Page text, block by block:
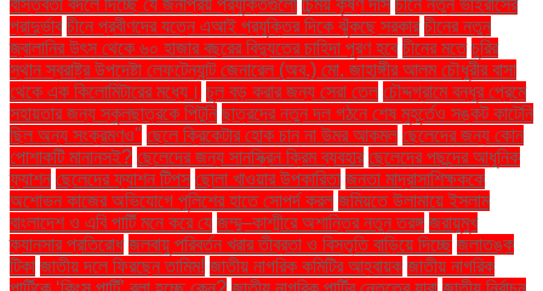
বাস্তবতা বদলে দিচ্ছে যে জনপ্রিয় প্রযুক্তিগুলো চিন্ময় কৃষ্ণ দাস চীনে নতুন ভাইরাসের
প্রাদুর্ভাব চীনে প্রবীণদের যত্নে এআই প্রযুক্তির দিকে ঝুঁকছে সরকার চীনের নতুন
জ্বালানির উৎস থেকে ৬০ হাজার বছরের বিদ্যুতের চাহিদা পূরণ হবে চীনের মতে চুরির
স্থান স্বরাষ্ট্র উপদেষ্টা লেফটেন্যান্ট জেনারেল (অব.) মো. জাহাঙ্গীর আলম চৌধুরীর বাসা
থেকে এক কিলোমিটারের মধ্যে। চুল বড় করার জন্য সেরা তেল চৌদ্দগ্রামে বন্ধুর প্রেমে
সহায়তার জন্য স্কুলছাত্রকে পিটুনি ছাত্রদের নতুন দল গঠনে শেষ মুহূর্তেও সঙ্কট কাটেনি
ছিল অন্য সংক্রমণও" ছেলে ক্রিকেটার হোক চান না উমর আকমল ছেলেদের জন্য কোন
পোশাকটি মানানসই? ছেলেদের জন্য সানস্ক্রিন ক্রিম ব্যবহার ছেলেদের পছন্দের আধুনিক
ফ্যাশন ছেলেদের ফ্যাশন টিপস ছোলা খাওয়ার উপকারিতা জনতা মাদ্রাসাশিক্ষককে
অশোভন কাজের অভিযোগে পুলিশের হাতে সোপর্দ করল জমিয়তে উলামায়ে ইসলাম
বাংলাদেশ ও এবি পার্টি মনে করে যে জম্মু–কাশ্মীরে অশান্তির নতুন তরঙ্গ জরায়ুমুখ
ক্যানসার প্রতিরোধ জলবায়ু পরিবর্তন খরার তীব্রতা ও বিস্তৃতি বাড়িয়ে দিচ্ছে জলাতঙ্ক
টিকা জাতীয় দলে ফিরছেন তামিম! জাতীয় নাগরিক কমিটির আহ্বায়ক জাতীয় নাগরিক